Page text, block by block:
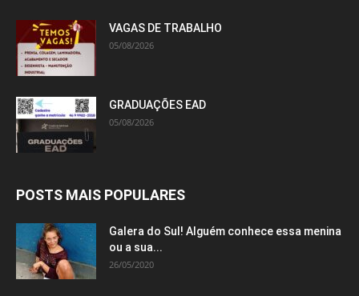
VAGAS DE TRABALHO
05/08/2026
GRADUAÇÕES EAD
05/08/2026
POSTS MAIS POPULARES
Galera do Sul! Alguém conhece essa menina
ou a sua...
26/05/2020